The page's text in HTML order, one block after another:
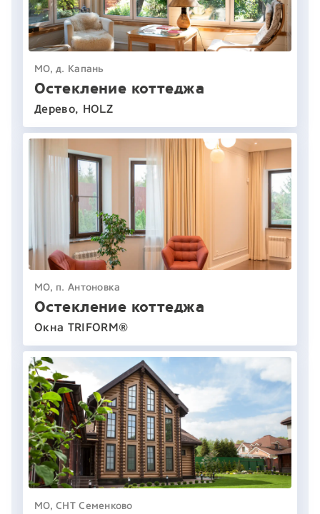
МО, д. Капань
Остекление коттеджа
Дерево, HOLZ
МО, п. Антоновка
Остекление коттеджа
Окна TRIFORM®
МО, СНТ Семенково